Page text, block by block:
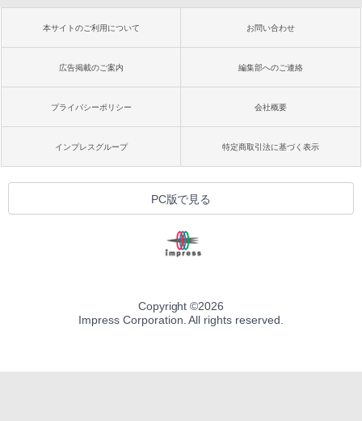
本サイトのご利用について お問い合わせ
広告掲載のご案内 編集部へのご連絡
プライバシーポリシー 会社概要
インプレスグループ 特定商取引法に基づく表示
PC版で見る
Copyright ©2026
Impress Corporation. All rights reserved.